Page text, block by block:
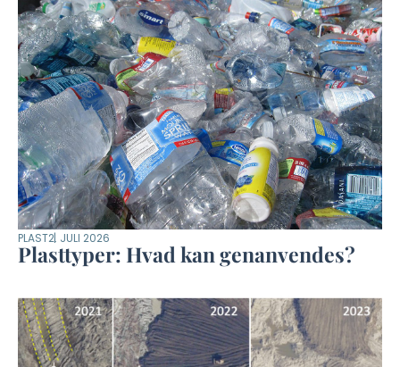
PLAST2. JULI 2026
Plasttyper: Hvad kan genanvendes?